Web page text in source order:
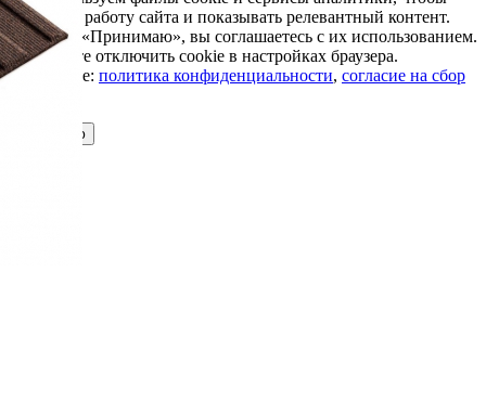
улучшить работу сайта и показывать релевантный контент.
Нажимая «Принимаю», вы соглашаетесь с их использованием.
Вы можете отключить cookie в настройках браузера.
Подробнее: политика конфиденциальности, согласие на сбор
Принимаю